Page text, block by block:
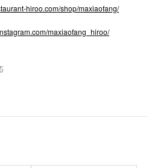
hiroo.com/shop/maxiaofang/
maxiaofang_hiroo/